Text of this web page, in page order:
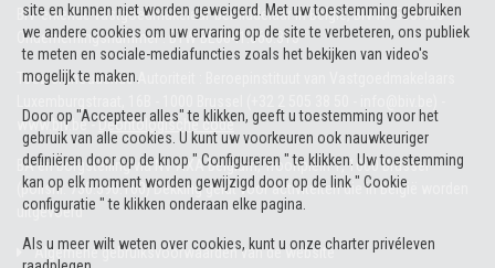
site en kunnen niet worden geweigerd. Met uw toestemming gebruiken
we andere cookies om uw ervaring op de site te verbeteren, ons publiek
te meten en sociale-mediafuncties zoals het bekijken van video's
mogelijk te maken.
Door op "Accepteer alles" te klikken, geeft u toestemming voor het
gebruik van alle cookies. U kunt uw voorkeuren ook nauwkeuriger
definiëren door op de knop " Configureren " te klikken. Uw toestemming
kan op elk moment worden gewijzigd door op de link " Cookie
configuratie " te klikken onderaan elke pagina.
Als u meer wilt weten over cookies, kunt u onze charter privéleven
BIV-erkende vastgoedmakelaar-bemiddelaar in België, BIV N° 505.436
Ondernemingsnummer : BTW BE0841.066.313
Toezichthoudende Autoriteit : Beroepinstituut van Vastgoedmakelaars
www.biv.be-Deontologische code
BA en borgstelling via NV AXA Belgium, Troonplein 1, 1000 Brussel
(polisnr. 730.390.160) Dekking geldt voor activiteiten die in België worden
uitgevoerd
Algemene gebruiksvoorwaarden van de website